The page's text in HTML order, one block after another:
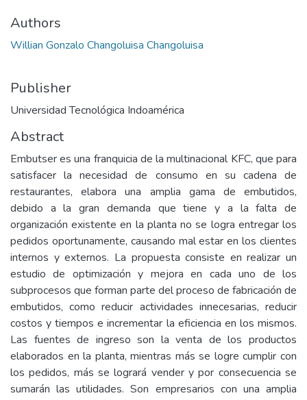
Authors
Willian Gonzalo Changoluisa Changoluisa
Publisher
Universidad Tecnológica Indoamérica
Abstract
Embutser es una franquicia de la multinacional KFC, que para
satisfacer la necesidad de consumo en su cadena de
restaurantes, elabora una amplia gama de embutidos,
debido a la gran demanda que tiene y a la falta de
organización existente en la planta no se logra entregar los
pedidos oportunamente, causando mal estar en los clientes
internos y externos. La propuesta consiste en realizar un
estudio de optimización y mejora en cada uno de los
subprocesos que forman parte del proceso de fabricación de
embutidos, como reducir actividades innecesarias, reducir
costos y tiempos e incrementar la eficiencia en los mismos.
Las fuentes de ingreso son la venta de los productos
elaborados en la planta, mientras más se logre cumplir con
los pedidos, más se logrará vender y por consecuencia se
sumarán las utilidades. Son empresarios con una amplia